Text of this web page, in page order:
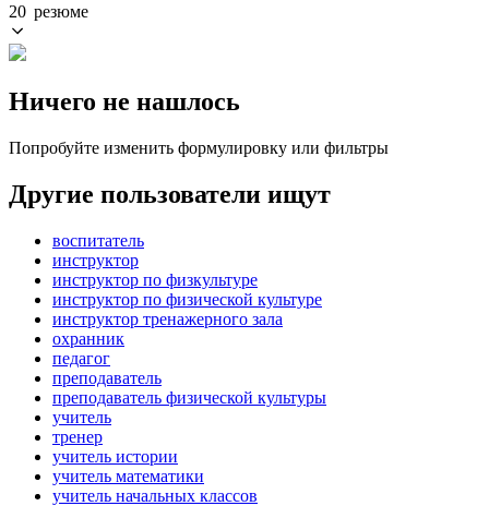
20 резюме
Ничего не нашлось
Попробуйте изменить формулировку или фильтры
Другие пользователи ищут
воспитатель
инструктор
инструктор по физкультуре
инструктор по физической культуре
инструктор тренажерного зала
охранник
педагог
преподаватель
преподаватель физической культуры
учитель
тренер
учитель истории
учитель математики
учитель начальных классов